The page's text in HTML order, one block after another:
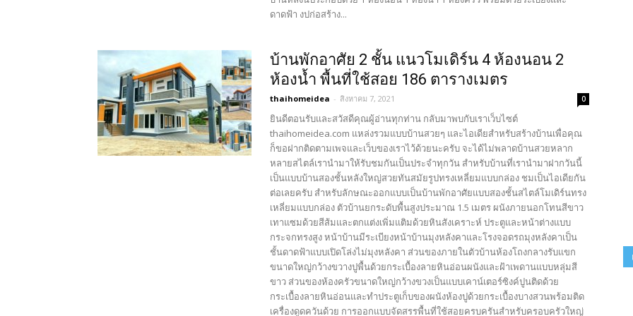
ดาดฟ้า งปก่อสร้าง...
บ้านพักอาศัย 2 ชั้น แนวโมเดิร์น 4 ห้องนอน 2
ห้องน้ำ พื้นที่ใช้สอย 186 ตารางเมตร
thaihomeidea - สิงหาคม 7, 2021 0
ยินดีตอนรับและสวัสดีคุณผู้อ่านทุกท่าน กลับมาพบกับเราเว็บไซต์
thaihomeidea.com แหล่งรวมแบบบ้านสวยๆ และไอเดียสำหรับสร้างบ้านเพื่อคุณ
ก็ขอฝากติดตามเพจและเว็บของเราไว้ด้วยนะครับ จะได้ไม่พลาดบ้านสวยหลาก
หลายสไตล์เรานำมาให้รับชมกันเป็นประจำทุกวัน สำหรับบ้านที่เรานำมาฝากวันนี้
เป็นแบบบ้านสองชั้นหลังใหญ่สวยทันสมัยรูปทรงเหลี่ยมแบบกล่อง ชมเป็นไอเดียกัน
ต่อเลยครับ สำหรับลักษณะออกแบบเป็นบ้านพักอาศัยแบบสองชั้นสไตล์โมเดิร์นทรง
เหลี่ยมแบบกล่อง ตัวบ้านยกระดับพื้นสูงประมาณ 1.5 เมตร ผนังภายนอกโทนสีขาว
เทาแซมด้วยสีส้มและตกแต่งเพิ่มแติมด้วยหินสังเคราะห์ ประตูและหน้าต่างแบบ
กระจกทรงสูง หน้าบ้านมีระเบียงหน้าบ้านมุงหลังคาและโรงจอดรถมุงหลังคาเป็น
ชั้นดาดฟ้าแบบเปิดโล่งไม่มุงหลังคา ส่วนของภายในตัวบ้านห้องโถงกลางรับแขก
ขนาดใหญ่กว้างขวางปูพื้นด้วยกระเบื้องลายหินอ่อนผนังและฝ้าเพดานแบบหลุ่มสี
ขาว ส่วนของห้องครัวขนาดใหญ่กว้างขวงเป็นแบบเคาน์เตอร์ซิงค์ปูนติดด้วย
กระเบื้องลายหินอ่อนและทำประตูเก็บของผนังห้องปูด้วยกระเบื้องบางสวนพร้อมติด
เครื่องดูดควันด้วย การออกแบบจัดสรรพื้นที่ใช้สอยครบครันสำหรับครอบครัวใหญ่